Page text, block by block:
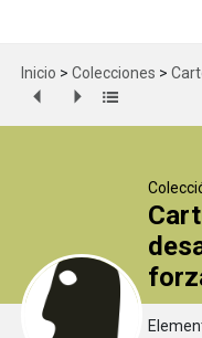
Inicio > Colecciones >